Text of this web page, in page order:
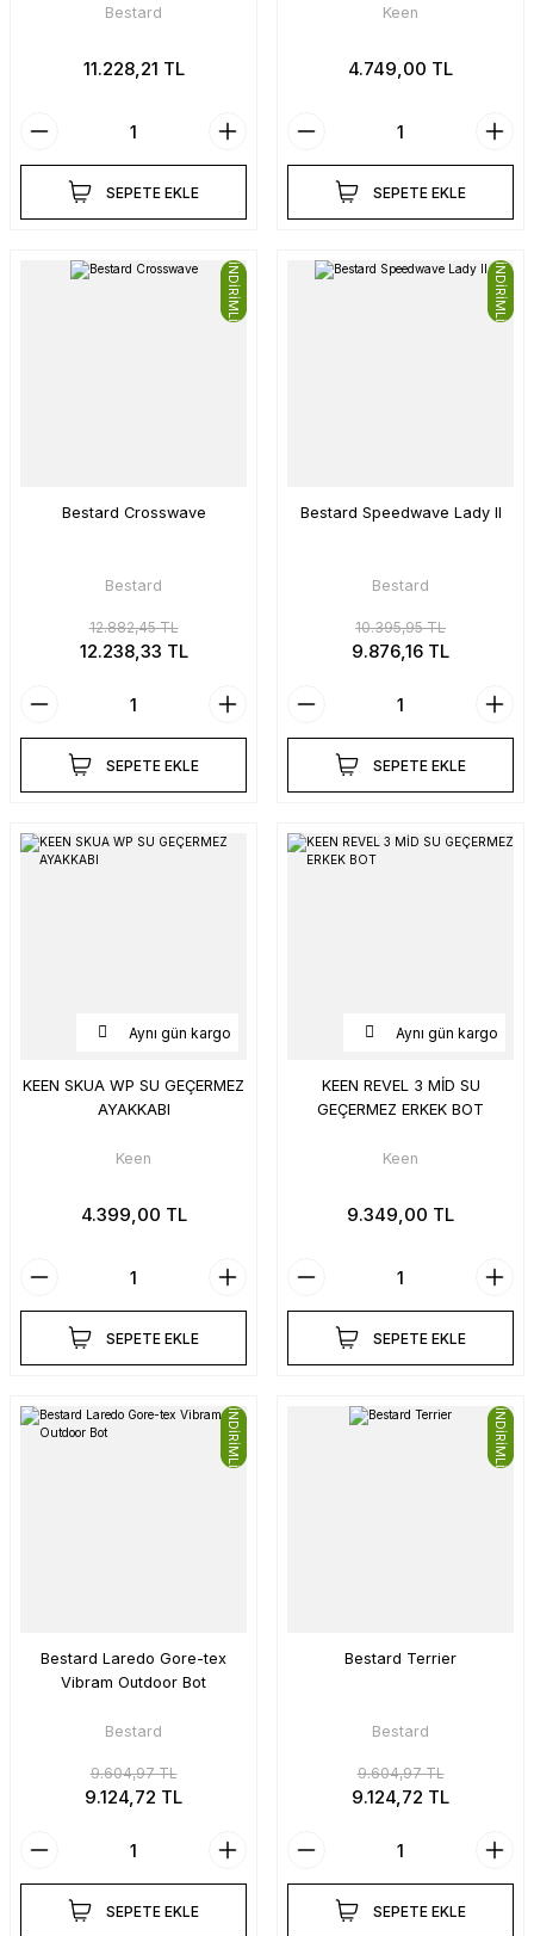
Bestard
11.228,21 TL
SEPETE EKLE
Keen
4.749,00 TL
SEPETE EKLE
İNDİRİMLİ
Bestard Crosswave
Bestard
12.882,45 TL
12.238,33 TL
SEPETE EKLE
İNDİRİMLİ
Bestard Speedwave Lady II
Bestard
10.395,95 TL
9.876,16 TL
SEPETE EKLE
Aynı gün kargo
KEEN SKUA WP SU GEÇERMEZ
AYAKKABI
Keen
4.399,00 TL
SEPETE EKLE
Aynı gün kargo
KEEN REVEL 3 MİD SU
GEÇERMEZ ERKEK BOT
Keen
9.349,00 TL
SEPETE EKLE
İNDİRİMLİ
Bestard Laredo Gore-tex
Vibram Outdoor Bot
Bestard
9.604,97 TL
9.124,72 TL
SEPETE EKLE
İNDİRİMLİ
Bestard Terrier
Bestard
9.604,97 TL
9.124,72 TL
SEPETE EKLE